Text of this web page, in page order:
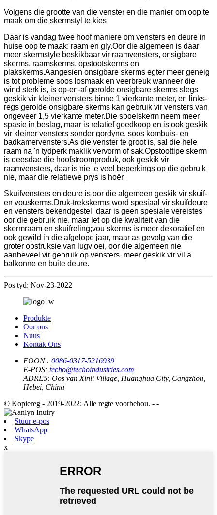
Volgens die grootte van die venster en die manier om oop te
maak om die skermstyl te kies
Daar is vandag twee hoof maniere om vensters en deure in
huise oop te maak: raam en gly.Oor die algemeen is daar
meer skermstyle beskikbaar vir raamvensters, onsigbare
skerms, raamskerms, opstootskerms en
plakskerms.Aangesien onsigbare skerms egter meer geneig
is tot probleme soos losmaak en veerbreuk wanneer die
wind sterk is, is op-en-af gerolde onsigbare skerms slegs
geskik vir kleiner vensters binne 1 vierkante meter, en links-
regs gerolde onsigbare skerms kan gebruik vir vensters van
ongeveer 1,5 vierkante meter.Die spoelskerm neem meer
spasie in beslag, maar is relatief goedkoop en is ook geskik
vir kleiner vensters sonder gordyne, soos kombuis- en
badkamervensters.As die venster te groot is, sal die hele
raam na 'n tydperk maklik vervorm of sak.Opstoottipe skerm
is deesdae die hoofstroomproduk, ook geskik vir
raamvensters, daar is nie te veel beperkings op die gebruik
nie, maar die relatiewe prys is hoër.
Skuifvensters en deure is oor die algemeen geskik vir skuif-
en vouskerms.Druk-trekskerms word spesiaal vir skuifdeure
en vensters bekendgestel, daar is geen spesiale vereistes
oor die gebruik nie, maar let op die kwaliteit van die
skermraam en skuifreling;vou skerms is meer dekoratief en
ook gewild in die afgelope jaar, maar as gevolg van die
groter obstruksie van lugvloei, oor die algemeen nie
aanbeveel vir gebruik op vensters, meer geskik vir villa
balkonne en buite deure.
Pos tyd: Nov-23-2022
Produkte
Oor ons
Nuus
Kontak Ons
FOON : 0086-0317-5216939
E-POS: techo@techoindustries.com
ADRES: Oos van Xinli Village, Huanghua City, Cangzhou,
Hebei, China
© Kopiereg - 2019-2022: Alle regte voorbehou. - -
Stuur e-pos
WhatsApp
Skype
x